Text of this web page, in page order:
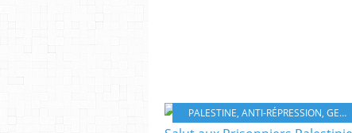
PALESTINE, ANTI-RÉPRESSION, GEORGES IBRAHIM ABDALLAH